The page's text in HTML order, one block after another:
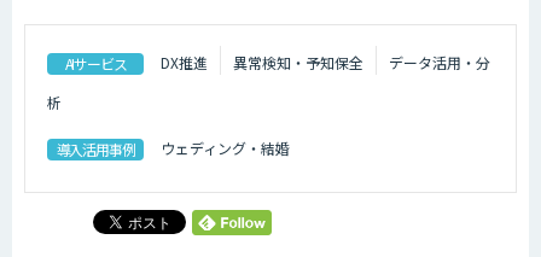
AIサービス DX推進 異常検知・予知保全
データ活用・分
析
導入活用事例 ウェディング・結婚